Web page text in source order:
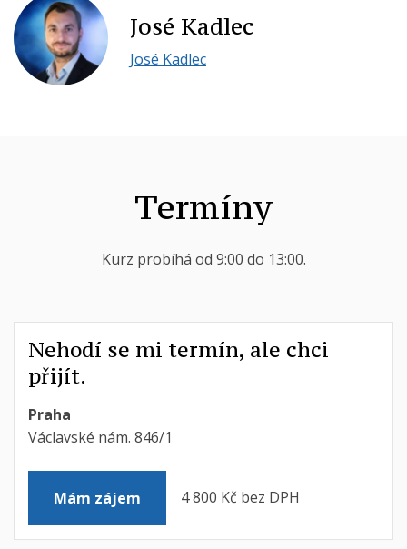
José Kadlec
José Kadlec
Termíny
Kurz probíhá od 9:00 do 13:00.
Nehodí se mi termín, ale chci
přijít.
Praha
Václavské nám. 846/1
Mám zájem 4 800 Kč bez DPH